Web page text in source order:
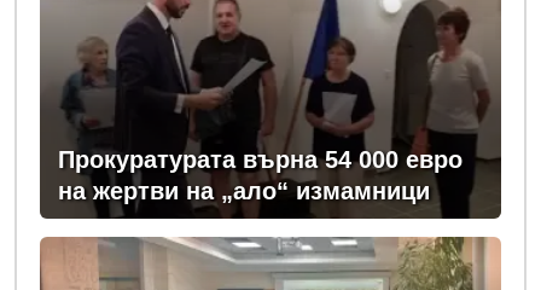
Прокуратурата върна 54 000 евро
на жертви на „ало“ измамници